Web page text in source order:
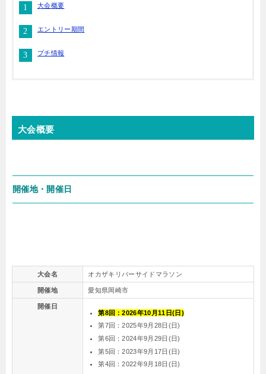
大会概要
エントリー期間
プチ情報
大会概要
開催地・開催日
大会名 オカザキリバーサイドマラソン
開催地 愛知県岡崎市
開催日
第8回：2026年10月11日(日)
第7回：2025年9月28日(日)
第6回：2024年9月29日(日)
第5回：2023年9月17日(日)
第4回：2022年9月18日(日)